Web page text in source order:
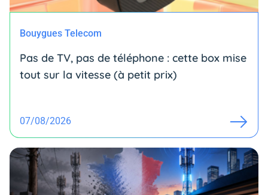
Bouygues Telecom
Pas de TV, pas de téléphone : cette box mise
tout sur la vitesse (à petit prix)
07/08/2026